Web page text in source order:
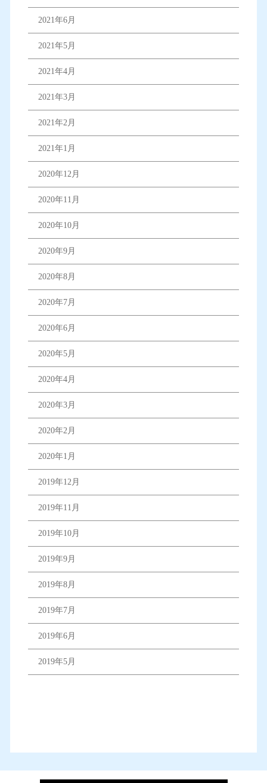
2021年6月
2021年5月
2021年4月
2021年3月
2021年2月
2021年1月
2020年12月
2020年11月
2020年10月
2020年9月
2020年8月
2020年7月
2020年6月
2020年5月
2020年4月
2020年3月
2020年2月
2020年1月
2019年12月
2019年11月
2019年10月
2019年9月
2019年8月
2019年7月
2019年6月
2019年5月